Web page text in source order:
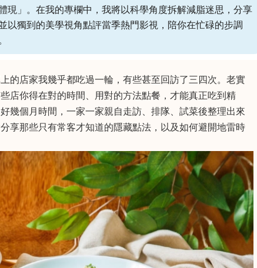
現」。在我的專欄中，我將以科學角度拆解減脂迷思，分享
以獨到的美學視角點評當季熱門影視，陪你在忙碌的步調
的店家我幾乎都吃過一輪，有些甚至回訪了三四次。老實
店你得在對的時間、用對的方法點餐，才能真正吃到精
幾個月時間，一家一家親自走訪、排隊、試菜後整理出來
享那些只有常客才知道的隱藏點法，以及如何避開地雷時